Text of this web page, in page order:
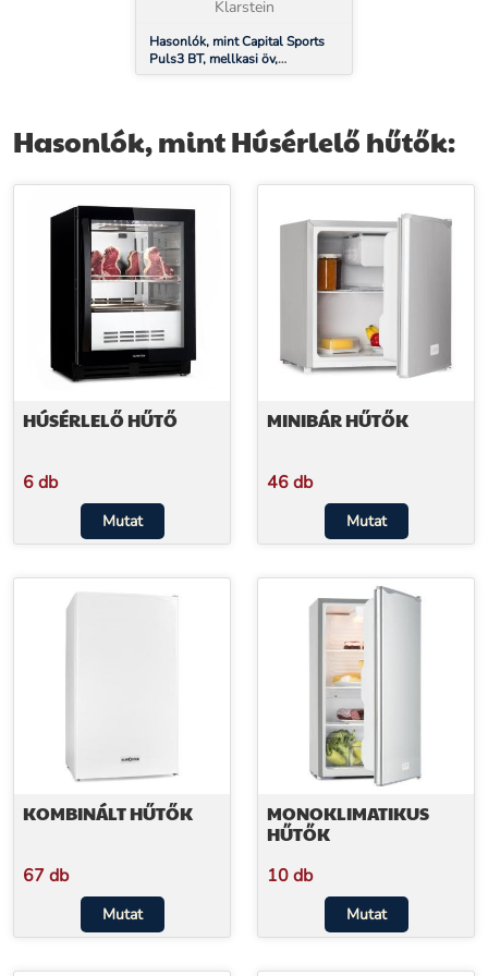
Klarstein
Hasonlók, mint Capital Sports
Puls3 BT, mellkasi öv,
pulzusméréshez, BLE 4.0 /
Hasonlók, mint Húsérlelő hűtők:
HÚSÉRLELŐ HŰTŐ
6 db
Mutat
MINIBÁR HŰTŐK
46 db
Mutat
KOMBINÁLT HŰTŐK
67 db
Mutat
MONOKLIMATIKUS
HŰTŐK
10 db
Mutat